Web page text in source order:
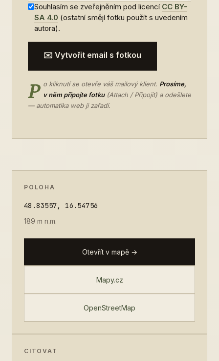
Souhlasím se zveřejněním pod licencí CC BY-
SA 4.0 (ostatní smějí fotku použít s uvedením
autora).
✉️ Vytvořit email s fotkou
P o kliknutí se otevře váš mailový klient. Prosíme,
v něm připojte fotku(Attach / Připojit) a odešlete
— automatika web ji zařadí.
POLOHA
48.83557, 16.54756
189 m n.m.
Otevřít v mapě →
Mapy.cz
OpenStreetMap
CITOVAT